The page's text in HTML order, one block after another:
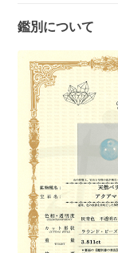
鑑別について